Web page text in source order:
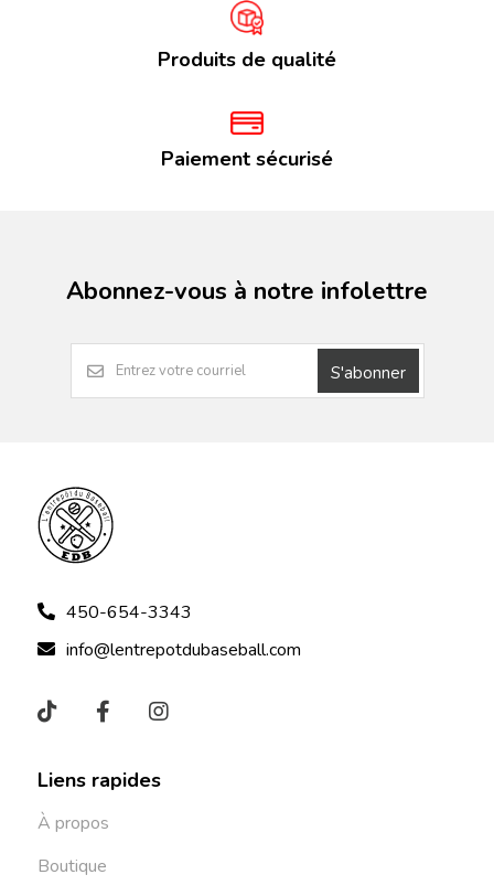
Produits de qualité
Paiement sécurisé
Abonnez-vous à notre infolettre
S'abonner
450-654-3343
info@lentrepotdubaseball.com
Liens rapides
À propos
Boutique